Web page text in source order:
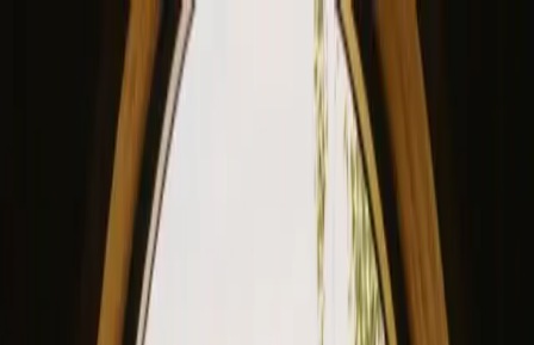
View our site in English? Click here